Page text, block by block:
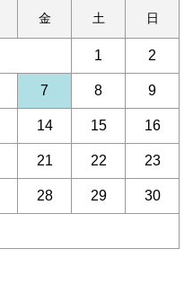
金 土 日
1 2
7 8 9
14 15 16
21 22 23
28 29 30